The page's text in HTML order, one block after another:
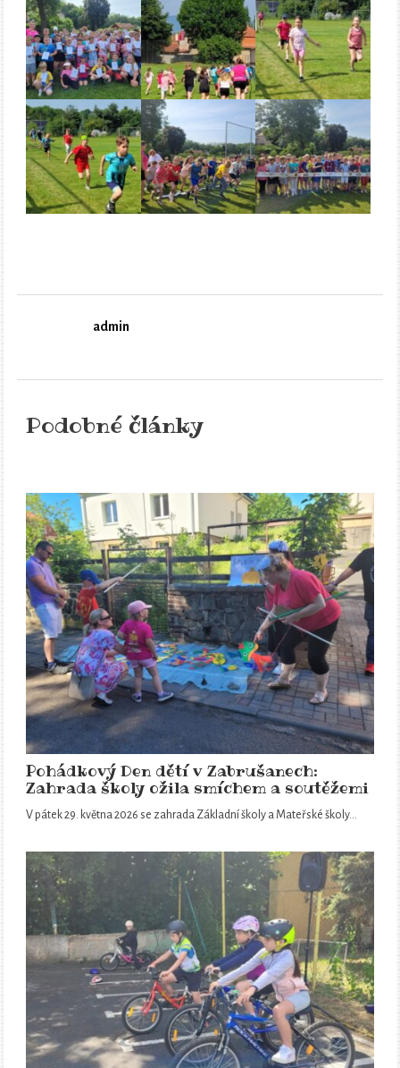
admin
Podobné články
Pohádkový Den dětí v Zabrušanech:
Zahrada školy ožila smíchem a soutěžemi
V pátek 29. května 2026 se zahrada Základní školy a Mateřské školy…